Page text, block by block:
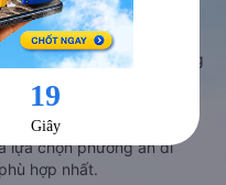
tiện với hơn 3000+ nhà
toàn quốc, tất cả hãng
máy, xe du lịch phủ
bạch cùng vô vàn
lựa chọn phương án di
hợp nhất.